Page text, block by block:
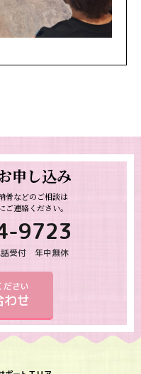
申し込み
骨などのご相談は
連絡ください。
9723
受付 年中無休
ださい
わせ